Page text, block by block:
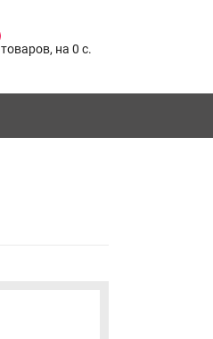
товаров, на 0 c.